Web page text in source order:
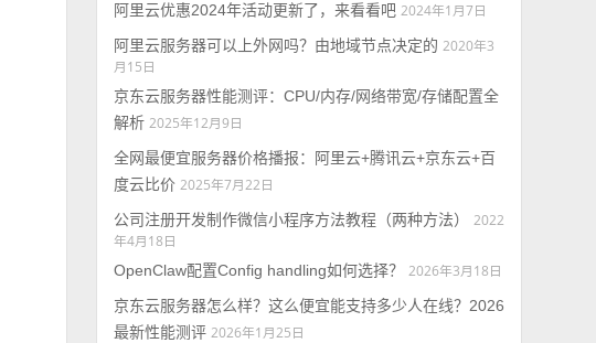
阿里云优惠2024年活动更新了，来看看吧 2024年1月7日
阿里云服务器可以上外网吗？由地域节点决定的 2020年3
月15日
京东云服务器性能测评：CPU/内存/网络带宽/存储配置全
解析 2025年12月9日
全网最便宜服务器价格播报：阿里云+腾讯云+京东云+百
度云比价 2025年7月22日
公司注册开发制作微信小程序方法教程（两种方法）
2022
年4月18日
OpenClaw配置Config handling如何选择？
2026年3月18日
京东云服务器怎么样？这么便宜能支持多少人在线？2026
最新性能测评 2026年1月25日